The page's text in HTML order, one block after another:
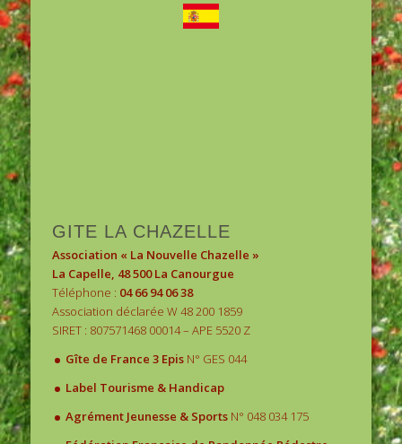
GITE LA CHAZELLE
Association « La Nouvelle Chazelle »
La Capelle, 48 500 La Canourgue
Téléphone : 04 66 94 06 38
Association déclarée W 48 200 1859
SIRET : 807571468 00014 – APE 5520 Z
. Gîte de France 3 Epis N° GES 044
. Label Tourisme & Handicap
. Agrément Jeunesse & Sports N° 048 034 175